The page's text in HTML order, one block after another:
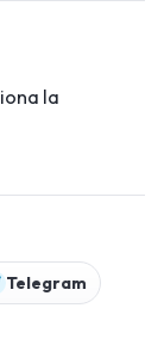
la
Telegram